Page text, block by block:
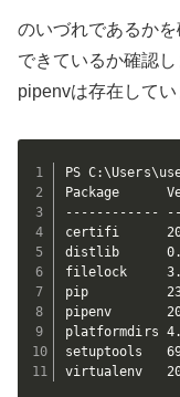
のいづれであるか
できているか確認
pipenvは存在してい
PS
Package
------------
certifi
distlib
filelock
pip
pipenv
platformdirs
setuptools
virtualenv